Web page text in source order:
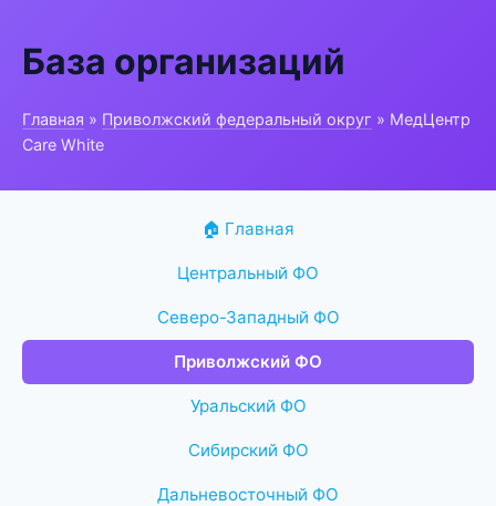
База организаций
Главная » Приволжский федеральный округ » МедЦентр
Care White
🏠 Главная
Центральный ФО
Северо-Западный ФО
Приволжский ФО
Уральский ФО
Сибирский ФО
Дальневосточный ФО